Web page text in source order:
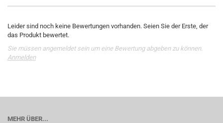
Leider sind noch keine Bewertungen vorhanden. Seien Sie der Erste, der
das Produkt bewertet.
Sie müssen angemeldet sein um eine Bewertung abgeben zu können.
Anmelden
MEHR ÜBER...